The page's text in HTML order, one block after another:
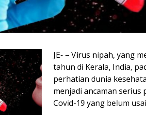
JE- – Virus nipah, yang
tahun di Kerala, India,
perhatian dunia
menjadi ancaman serius
Covid-19 yang belum